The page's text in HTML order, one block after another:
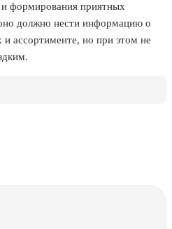
и формирования приятных
должно нести информацию о
и ассортименте, но при этом не